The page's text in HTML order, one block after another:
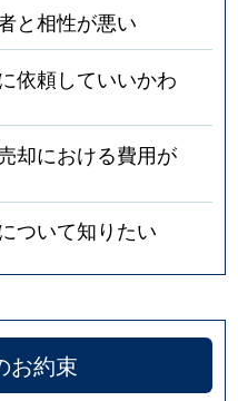
と相性が悪い
依頼していいかわ
却における費用が
ついて知りたい
お約束